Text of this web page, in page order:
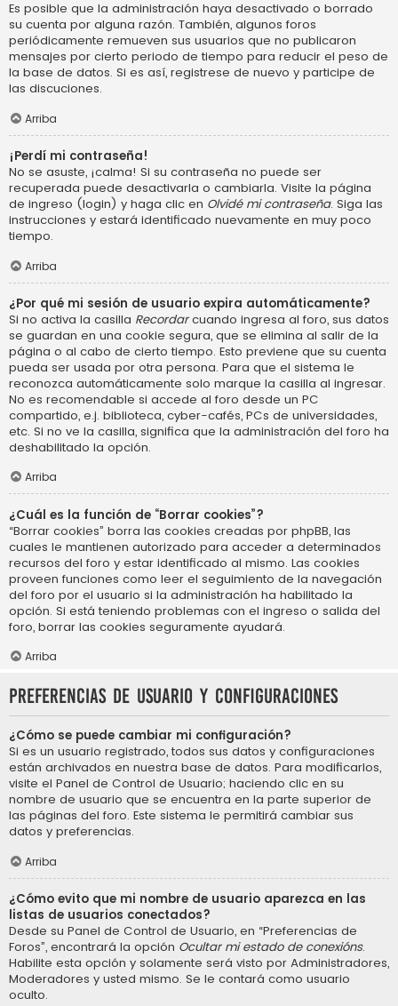
Es posible que la administración haya desactivado o borrado
su cuenta por alguna razón. También, algunos foros
periódicamente remueven sus usuarios que no publicaron
mensajes por cierto periodo de tiempo para reducir el peso de
la base de datos. Si es así, registrese de nuevo y participe de
las discuciones.
Arriba
¡Perdí mi contraseña!
No se asuste, ¡calma! Si su contraseña no puede ser
recuperada puede desactivarla o cambiarla. Visite la página
de ingreso (login) y haga clic en Olvidé mi contraseña. Siga las
instrucciones y estará identificado nuevamente en muy poco
tiempo.
Arriba
¿Por qué mi sesión de usuario expira automáticamente?
Si no activa la casilla Recordarcuando ingresa al foro, sus datos
se guardan en una cookie segura, que se elimina al salir de la
página o al cabo de cierto tiempo. Esto previene que su cuenta
pueda ser usada por otra persona. Para que el sistema le
reconozca automáticamente solo marque la casilla al ingresar.
No es recomendable si accede al foro desde un PC
compartido, e.j. biblioteca, cyber-cafés, PCs de universidades,
etc. Si no ve la casilla, significa que la administración del foro ha
deshabilitado la opción.
Arriba
¿Cuál es la función de “Borrar cookies”?
“Borrar cookies” borra las cookies creadas por phpBB, las
cuales le mantienen autorizado para acceder a determinados
recursos del foro y estar identificado al mismo. Las cookies
proveen funciones como leer el seguimiento de la navegación
del foro por el usuario si la administración ha habilitado la
opción. Si está teniendo problemas con el ingreso o salida del
foro, borrar las cookies seguramente ayudará.
Arriba
Preferencias de usuario y configuraciones
¿Cómo se puede cambiar mi configuración?
Si es un usuario registrado, todos sus datos y configuraciones
están archivados en nuestra base de datos. Para modificarlos,
visite el Panel de Control de Usuario; haciendo clic en su
nombre de usuario que se encuentra en la parte superior de
las páginas del foro. Este sistema le permitirá cambiar sus
datos y preferencias.
Arriba
¿Cómo evito que mi nombre de usuario aparezca en las
listas de usuarios conectados?
Desde su Panel de Control de Usuario, en “Preferencias de
Foros”, encontrará la opción Ocultar mi estado de conexións.
Habilite esta opción y solamente será visto por Administradores,
Moderadores y usted mismo. Se le contará como usuario
oculto.